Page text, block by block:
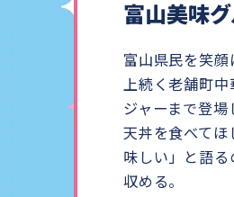
富山美味グ
富山県民を笑
上続く老舗町
ジャーまで登
天丼を食べて
味しい」と語
収める。